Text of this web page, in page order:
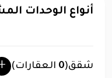
أنواع الوحدات
شقق(
0